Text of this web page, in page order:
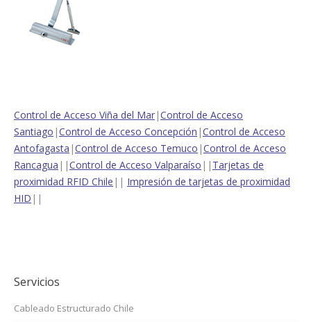
Control de Acceso Viña del Mar |Control de Acceso
Santiago |Control de Acceso Concepción |Control de Acceso
Antofagasta |Control de Acceso Temuco |Control de Acceso
Rancagua ||Control de Acceso Valparaíso || Tarjetas de
proximidad RFID Chile || Impresión de tarjetas de proximidad
HID ||
Servicios
Cableado Estructurado Chile